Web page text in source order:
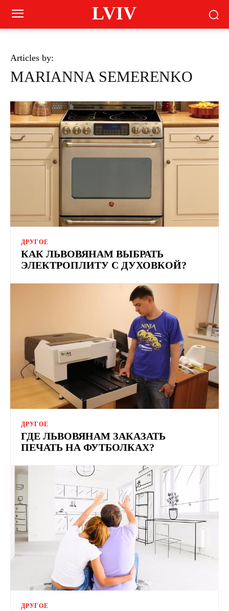
LVIV
Articles by:
MARIANNA SEMERENKO
ДРУГОЕ
КАК ЛЬВОВЯНАМ ВЫБРАТЬ
ЭЛЕКТРОПЛИТУ С ДУХОВКОЙ?
ДРУГОЕ
ГДЕ ЛЬВОВЯНАМ ЗАКАЗАТЬ
ПЕЧАТЬ НА ФУТБОЛКАХ?
ДРУГОЕ